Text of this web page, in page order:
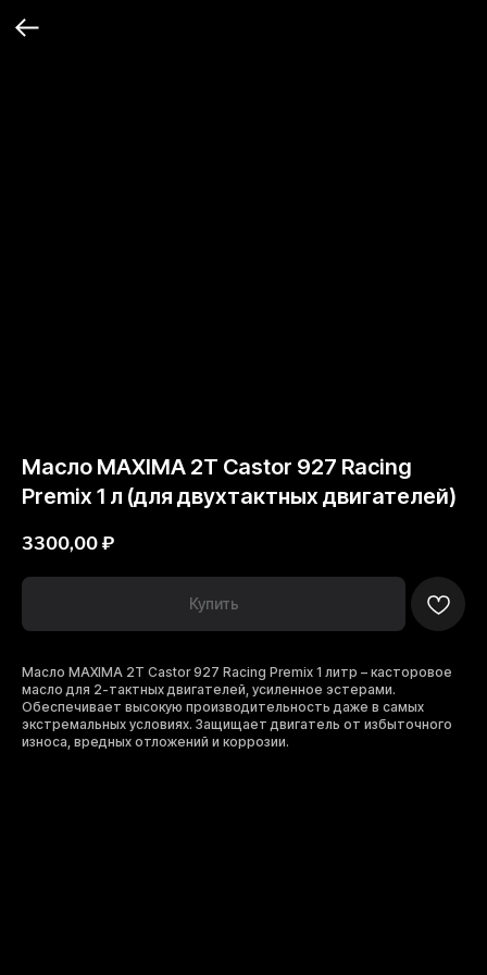
Масло MAXIMA 2T Castor 927 Racing
Premix 1 л (для двухтактных двигателей)
3300,00 ₽
Купить
Масло MAXIMA 2T Castor 927 Racing Premix 1 литр – касторовое
масло для 2-тактных двигателей, усиленное эстерами.
Обеспечивает высокую производительность даже в самых
экстремальных условиях. Защищает двигатель от избыточного
износа, вредных отложений и коррозии.